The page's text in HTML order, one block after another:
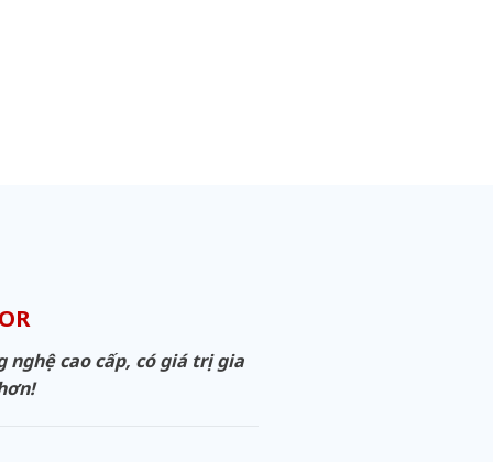
nghệ cao cấp, có giá trị gia